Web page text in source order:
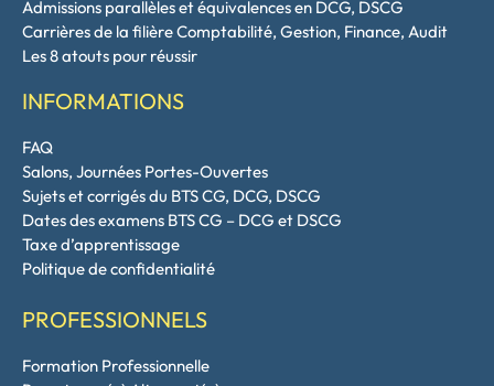
Admissions parallèles et équivalences en DCG, DSCG
Carrières de la filière Comptabilité, Gestion, Finance, Audit
Les 8 atouts pour réussir
INFORMATIONS
FAQ
Salons, Journées Portes-Ouvertes
Sujets et corrigés du BTS CG, DCG, DSCG
Dates des examens BTS CG – DCG et DSCG
Taxe d’apprentissage
Politique de confidentialité
PROFESSIONNELS
Formation Professionnelle